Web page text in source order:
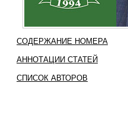
СОДЕРЖАНИЕ НОМЕРА
АННОТАЦИИ СТАТЕЙ
СПИСОК АВТОРОВ